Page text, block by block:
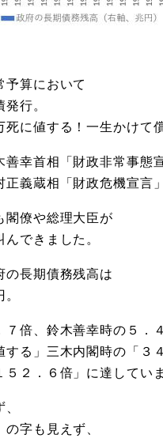
算において
行。
死に値する！一生かけて
幸首相「財政非常事態宣
義蔵相「財政危機宣言」
閣僚や総理大臣が
んできました。
の長期債務残高は
倍、鈴木善幸時の５．
る」三木内閣時の「３
５２．６倍」に達してい
字も見えず、